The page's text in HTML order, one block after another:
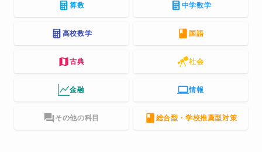
算数 中学数学
高校数学 国語
古典 社会
金融 情報
その他の科目 総合型・学校推薦型対策